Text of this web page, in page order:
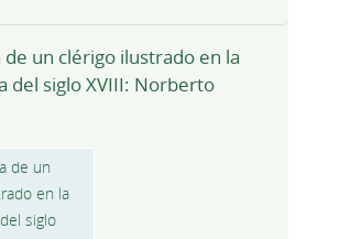
de un clérigo ilustrado en la
del siglo XVIII: Norberto